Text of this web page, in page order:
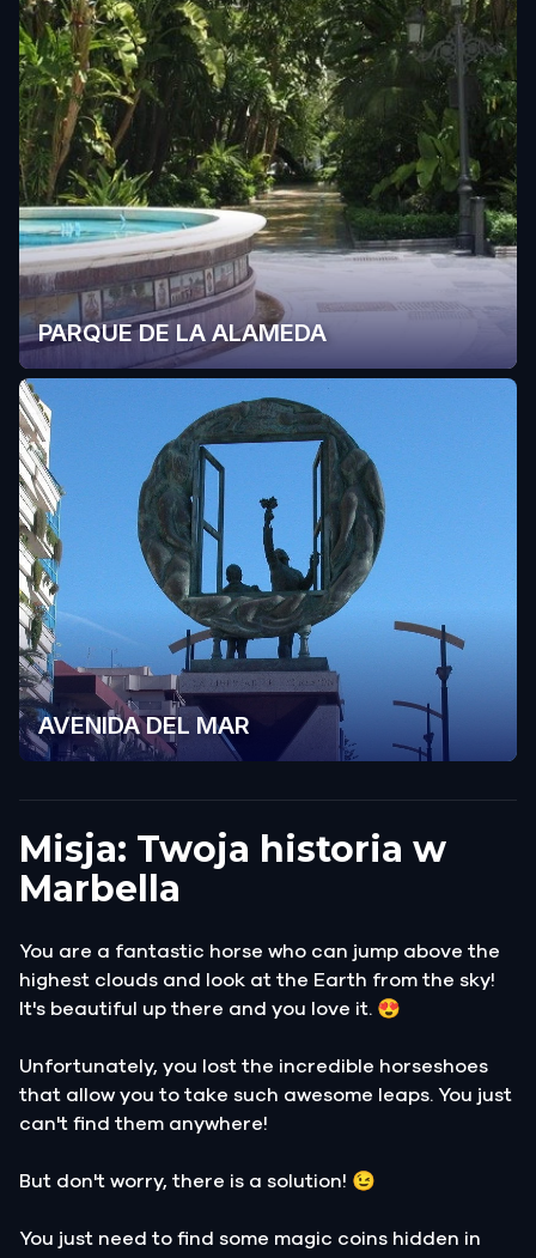
PARQUE DE LA ALAMEDA
AVENIDA DEL MAR
Misja: Twoja historia w
Marbella
You are a fantastic horse who can jump above the
highest clouds and look at the Earth from the sky!
It's beautiful up there and you love it. 😍
Unfortunately, you lost the incredible horseshoes
that allow you to take such awesome leaps. You just
can't find them anywhere!
But don't worry, there is a solution! 😉
You just need to find some magic coins hidden in